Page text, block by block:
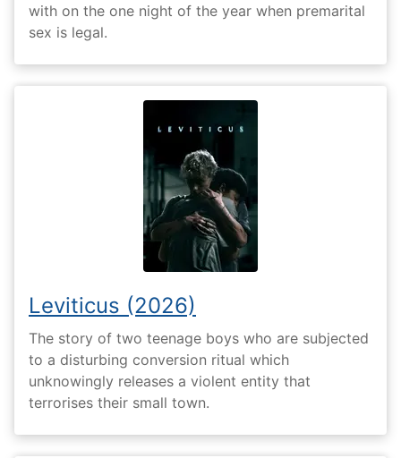
with on the one night of the year when premarital
sex is legal.
Leviticus (2026)
The story of two teenage boys who are subjected
to a disturbing conversion ritual which
unknowingly releases a violent entity that
terrorises their small town.